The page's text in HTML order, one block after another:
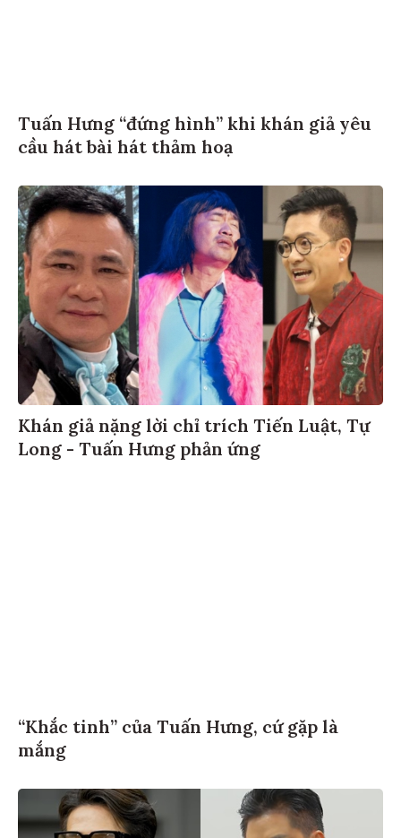
Tuấn Hưng “đứng hình” khi khán giả yêu
cầu hát bài hát thảm hoạ
Khán giả nặng lời chỉ trích Tiến Luật, Tự
Long - Tuấn Hưng phản ứng
“Khắc tinh” của Tuấn Hưng, cứ gặp là
mắng